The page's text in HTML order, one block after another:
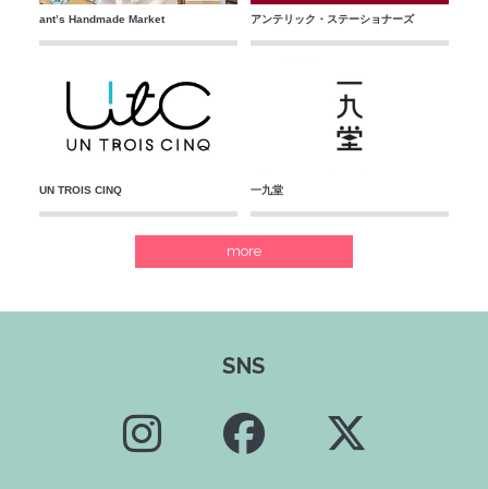
ant’s Handmade Market アンテリック・ステーショナーズ
UN TROIS CINQ 一九堂
more
SNS